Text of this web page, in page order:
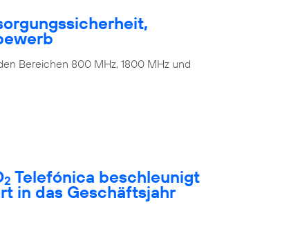
Bereichen 800 MHz, 1800 MHz und
2 Telefónica beschleunigt
in das Geschäftsjahr